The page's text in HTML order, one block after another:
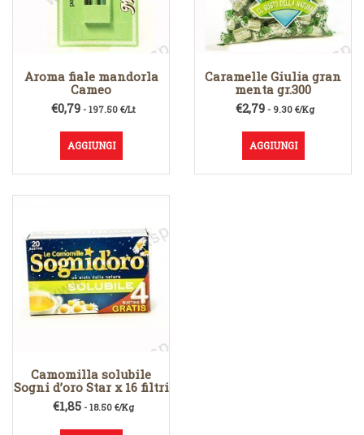
Aroma fiale mandorla
Cameo
€0,79- 197.50 €/Lt
AGGIUNGI
Caramelle Giulia gran
menta gr.300
€2,79 - 9.30 €/Kg
AGGIUNGI
Camomilla solubile
Sogni d’oro Star x 16 filtri
€1,85- 18.50 €/Kg